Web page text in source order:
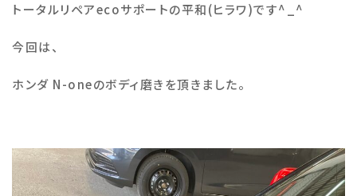
お問い合わせ
トータルリペアecoサポートの平和(ヒラワ)です^_^
今回は、
ホンダ N-oneのボディ磨きを頂きました。